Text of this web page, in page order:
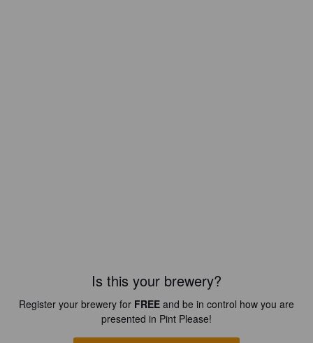
Is this your brewery?
Register your brewery for FREE and be in control how you are
presented in Pint Please!